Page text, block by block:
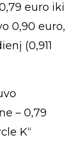
euro iki
0,90 euro,
(0,911
– 0,79
K“